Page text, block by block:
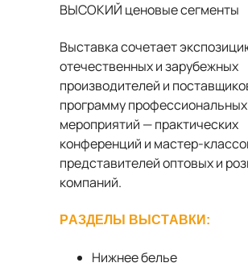
ВЫСОКИЙ ценовые сегменты
Выставка сочетает
отечественных и зарубежных
производителей и
программу профессиональных
мероприятий — практических
конференций и мастер-
представителей оптовых и
компаний.
РАЗДЕЛЫ ВЫСТАВКИ :
Нижнее белье